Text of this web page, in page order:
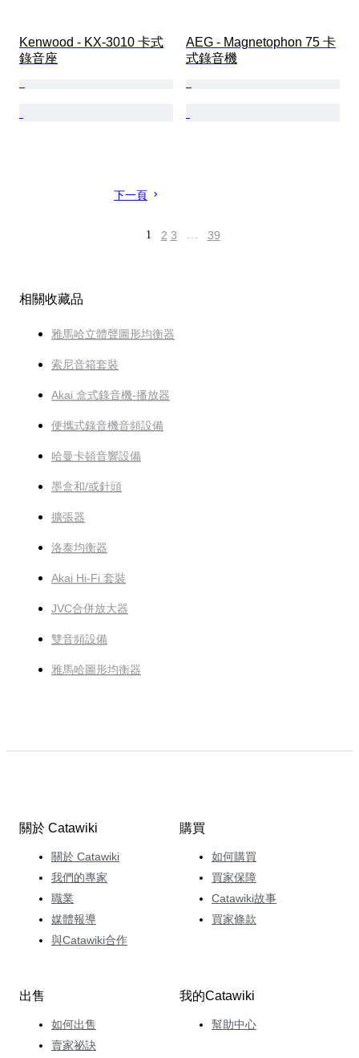
Kenwood - KX-3010 卡式
錄音座
AEG - Magnetophon 75 卡
式錄音機
下一頁
1 2 3 … 39
相關收藏品
雅馬哈立體聲圖形均衡器
索尼音箱套裝
Akai 盒式錄音機-播放器
便攜式錄音機音頻設備
哈曼卡頓音響設備
墨盒和/或針頭
擴張器
洛泰均衡器
Akai Hi-Fi 套裝
JVC合併放大器
雙音頻設備
雅馬哈圖形均衡器
關於 Catawiki
關於 Catawiki
我們的專家
職業
媒體報導
與Catawiki合作
購買
如何購買
買家保障
Catawiki故事
買家條款
出售
如何出售
賣家祕訣
我的Catawiki
幫助中心